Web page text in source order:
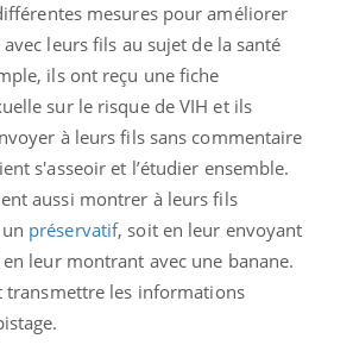
mesures pour améliorer
leurs fils au sujet de la santé
ils ont reçu une fiche
sur le risque de VIH et ils
à leurs fils sans commentaire
s'asseoir et l’étudier ensemble.
aussi montrer à leurs fils
préservatif, soit en leur envoyant
leur montrant avec une banane.
transmettre les informations